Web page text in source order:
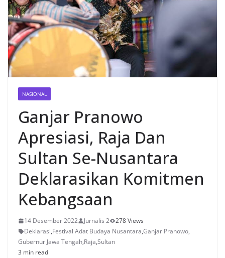
NASIONAL
Ganjar Pranowo
Apresiasi, Raja Dan
Sultan Se-Nusantara
Deklarasikan Komitmen
Kebangsaan
14 Desember 2022 Jurnalis 2
278 Views
Deklarasi,Festival Adat Budaya Nusantara,Ganjar Pranowo,
Gubernur Jawa Tengah,Raja,Sultan
3 min read